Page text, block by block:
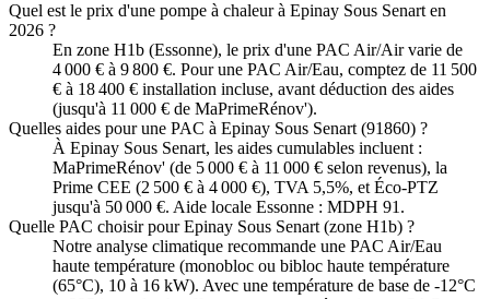
Quel est le prix d'une pompe à chaleur à Epinay Sous Senart en
2026 ?
En zone H1b (Essonne), le prix d'une PAC Air/Air varie de
4 000 € à 9 800 €. Pour une PAC Air/Eau, comptez de 11 500
€ à 18 400 € installation incluse, avant déduction des aides
(jusqu'à 11 000 € de MaPrimeRénov').
Quelles aides pour une PAC à Epinay Sous Senart (91860) ?
À Epinay Sous Senart, les aides cumulables incluent :
MaPrimeRénov' (de 5 000 € à 11 000 € selon revenus), la
Prime CEE (2 500 € à 4 000 €), TVA 5,5%, et Éco-PTZ
jusqu'à 50 000 €. Aide locale Essonne : MDPH 91.
Quelle PAC choisir pour Epinay Sous Senart (zone H1b) ?
Notre analyse climatique recommande une PAC Air/Eau
haute température (monobloc ou bibloc haute température
(65°C), 10 à 16 kW). Avec une température de base de -12°C